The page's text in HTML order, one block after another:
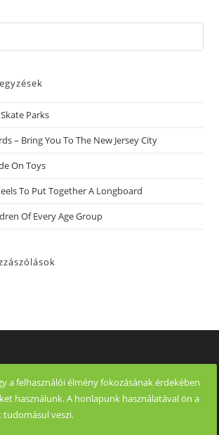
Kostenlose
22.000
Auf+
GPS-
Runde
Klammer
Parks
– Bring You To The New Jersey City
On Toys
To Put Together A Longboard
Of Every Age Group
a felhasználói élmény fokozásának érdekében
használunk. A honlapunk használatával ön a
veszi.